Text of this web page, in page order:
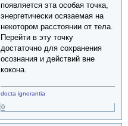
появляется эта особая точка,
энергетически осязаемая на
некотором расстоянии от тела.
Перейти в эту точку
достаточно для сохранения
осознания и действий вне
кокона.
docta ignorantia
0